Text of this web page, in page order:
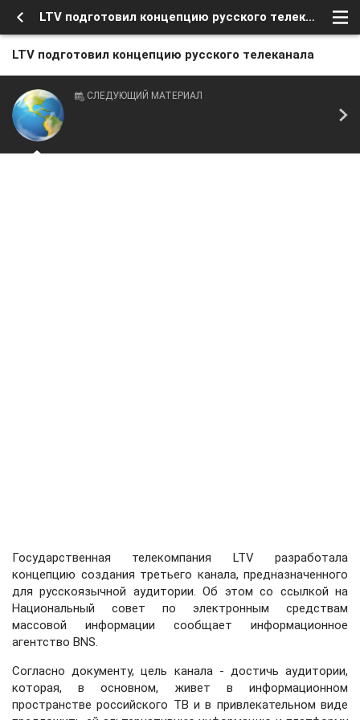
LTV подготовил концепцию русского телеканала
LTV подготовил концепцию русского телеканала
СЛЕДУЮЩИЙ МАТЕРИАЛ
Государственная телекомпания LTV разработала
концепцию создания третьего канала, предназначенного
для русскоязычной аудитории. Об этом со ссылкой на
Национальный совет по электронным средствам
массовой информации сообщает информационное
агентство BNS.
Согласно документу, цель канала - достичь аудитории,
которая, в основном, живет в информационном
пространстве российского ТВ и в привлекательном виде